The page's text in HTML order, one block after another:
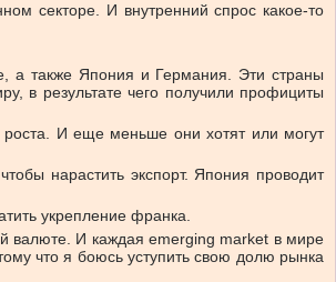
секторе. И внутренний спрос какое-то
а также Япония и Германия. Эти страны
в результате чего получили профициты
роста. И еще меньше они хотят или могут
нарастить экспорт. Япония проводит
укрепление франка.
валюте. И каждая emerging market в мире
что я боюсь уступить свою долю рынка